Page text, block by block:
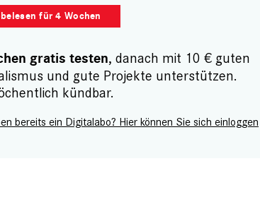
für 4 Wochen
gratis testen, danach mit 10 € guten
und gute Projekte unterstützen.
kündbar.
bereits ein Digitalabo? Hier können Sie sich einloggen